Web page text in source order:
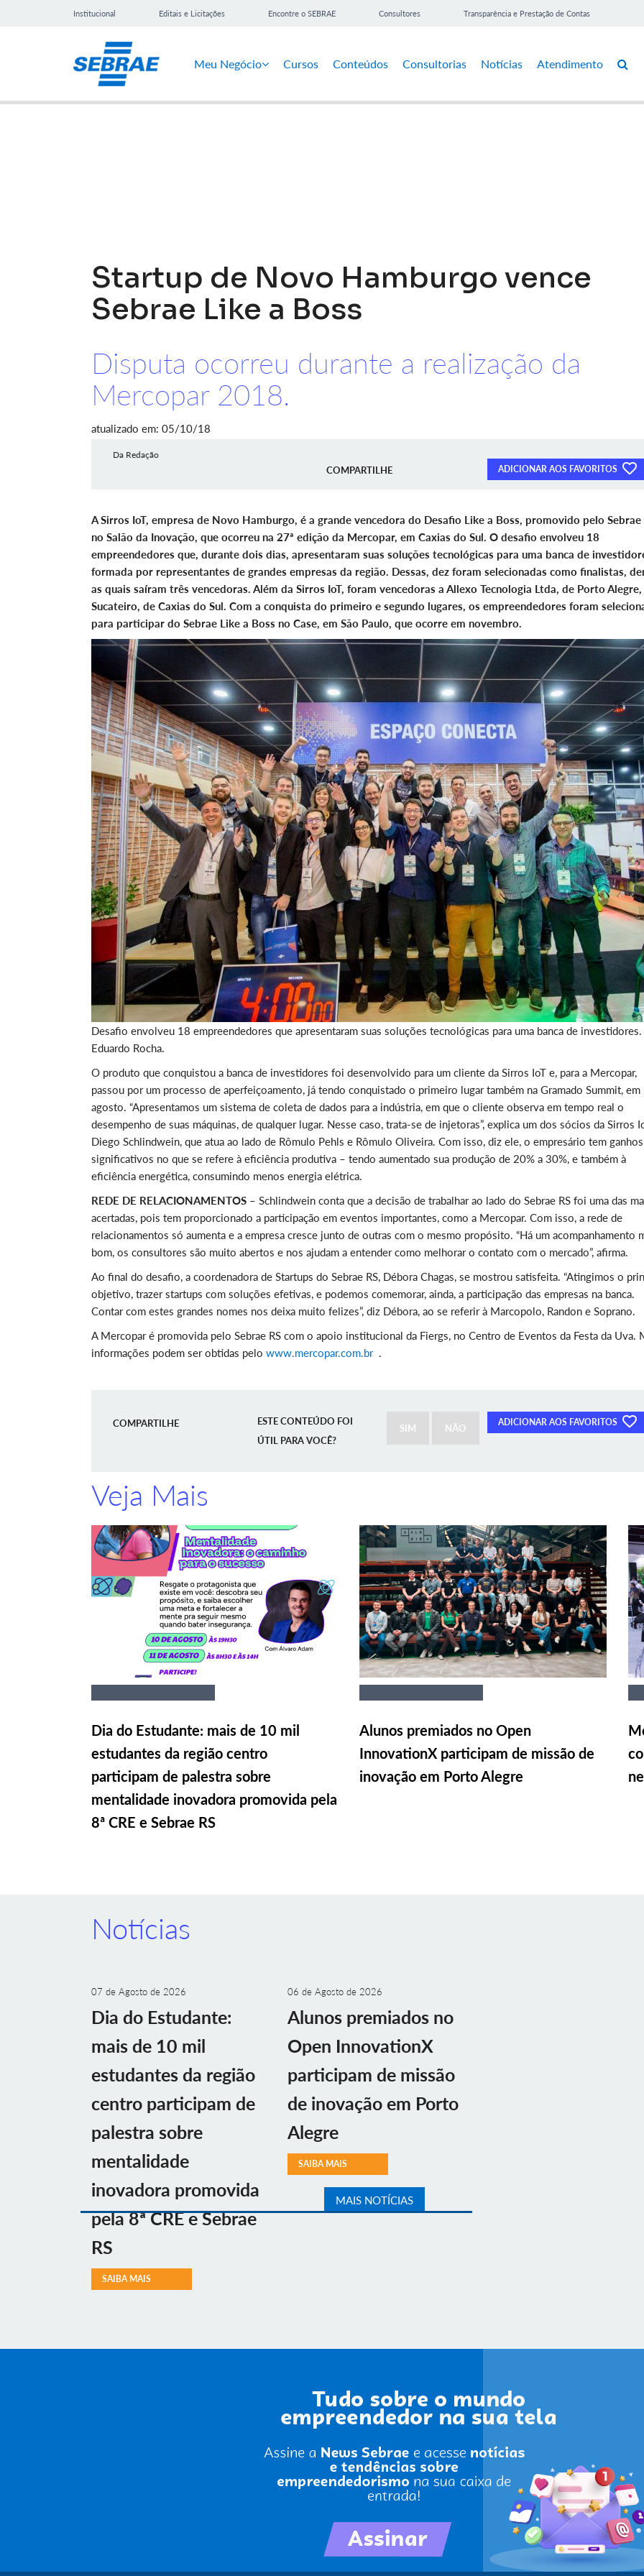
Institucional Editais e Licitações Encontre o SEBRAE Consultores Transparência e Prestação de Contas
Meu Negócio Cursos Conteúdos Consultorias Notícias Atendimento
Startup de Novo Hamburgo vence
Sebrae Like a Boss
Disputa ocorreu durante a realização da
Mercopar 2018.
atualizado em: 05/10/18
Da Redação
COMPARTILHE ADICIONAR AOS FAVORITOS
A Sirros IoT, empresa de Novo Hamburgo, é a grande vencedora do Desafio Like a Boss, promovido pelo Sebrae
no Salão da Inovação, que ocorreu na 27ª edição da Mercopar, em Caxias do Sul. O desafio envolveu 18
empreendedores que, durante dois dias, apresentaram suas soluções tecnológicas para uma banca de
formada por representantes de grandes empresas da região. Dessas, dez foram selecionadas como finalistas,
as quais saíram três vencedoras. Além da Sirros IoT, foram vencedoras a Allexo Tecnologia Ltda, de Porto Alegre,
Sucateiro, de Caxias do Sul. Com a conquista do primeiro e segundo lugares, os empreendedores foram
para participar do Sebrae Like a Boss no Case, em São Paulo, que ocorre em novembro.
Desafio envolveu 18 empreendedores que apresentaram suas soluções tecnológicas para uma banca de
Eduardo Rocha.
O produto que conquistou a banca de investidores foi desenvolvido para um cliente da Sirros IoT e, para a Mercopar,
passou por um processo de aperfeiçoamento, já tendo conquistado o primeiro lugar também na Gramado Summit, em
agosto. “Apresentamos um sistema de coleta de dados para a indústria, em que o cliente observa em tempo real o
desempenho de suas máquinas, de qualquer lugar. Nesse caso, trata-se de injetoras”, explica um dos sócios da Sirros
Diego Schlindwein, que atua ao lado de Rômulo Pehls e Rômulo Oliveira. Com isso, diz ele, o empresário tem ganhos
significativos no que se refere à eficiência produtiva – tendo aumentado sua produção de 20% a 30%, e também à
eficiência energética, consumindo menos energia elétrica.
REDE DE RELACIONAMENTOS – Schlindwein conta que a decisão de trabalhar ao lado do Sebrae RS foi uma das
acertadas, pois tem proporcionado a participação em eventos importantes, como a Mercopar. Com isso, a rede de
relacionamentos só aumenta e a empresa cresce junto de outras com o mesmo propósito. “Há um acompanhamento
bom, os consultores são muito abertos e nos ajudam a entender como melhorar o contato com o mercado”, afirma.
Ao final do desafio, a coordenadora de Startups do Sebrae RS, Débora Chagas, se mostrou satisfeita. “Atingimos o
objetivo, trazer startups com soluções efetivas, e podemos comemorar, ainda, a participação das empresas na banca.
Contar com estes grandes nomes nos deixa muito felizes”, diz Débora, ao se referir à Marcopolo, Randon e Soprano.
A Mercopar é promovida pelo Sebrae RS com o apoio institucional da Fiergs, no Centro de Eventos da Festa da Uva.
informações podem ser obtidas pelo www.mercopar.com.br.
COMPARTILHE ADICIONAR AOS FAVORITOS
ESTE CONTEÚDO FOI
ÚTIL PARA VOCÊ?
SIM NÃO
Veja Mais
Dia do Estudante: mais de 10 mil
estudantes da região centro
participam de palestra sobre
mentalidade inovadora promovida pela
8ª CRE e Sebrae RS
Alunos premiados no Open
InnovationX participam de missão de
inovação em Porto Alegre
Notícias
07 de Agosto de 2026
Dia do Estudante:
mais de 10 mil
estudantes da região
centro participam de
palestra sobre
mentalidade
inovadora promovida
pela 8ª CRE e Sebrae
RS
SAIBA MAIS
06 de Agosto de 2026
Alunos premiados no
Open InnovationX
participam de missão
de inovação em Porto
Alegre
SAIBA MAIS
MAIS NOTÍCIAS